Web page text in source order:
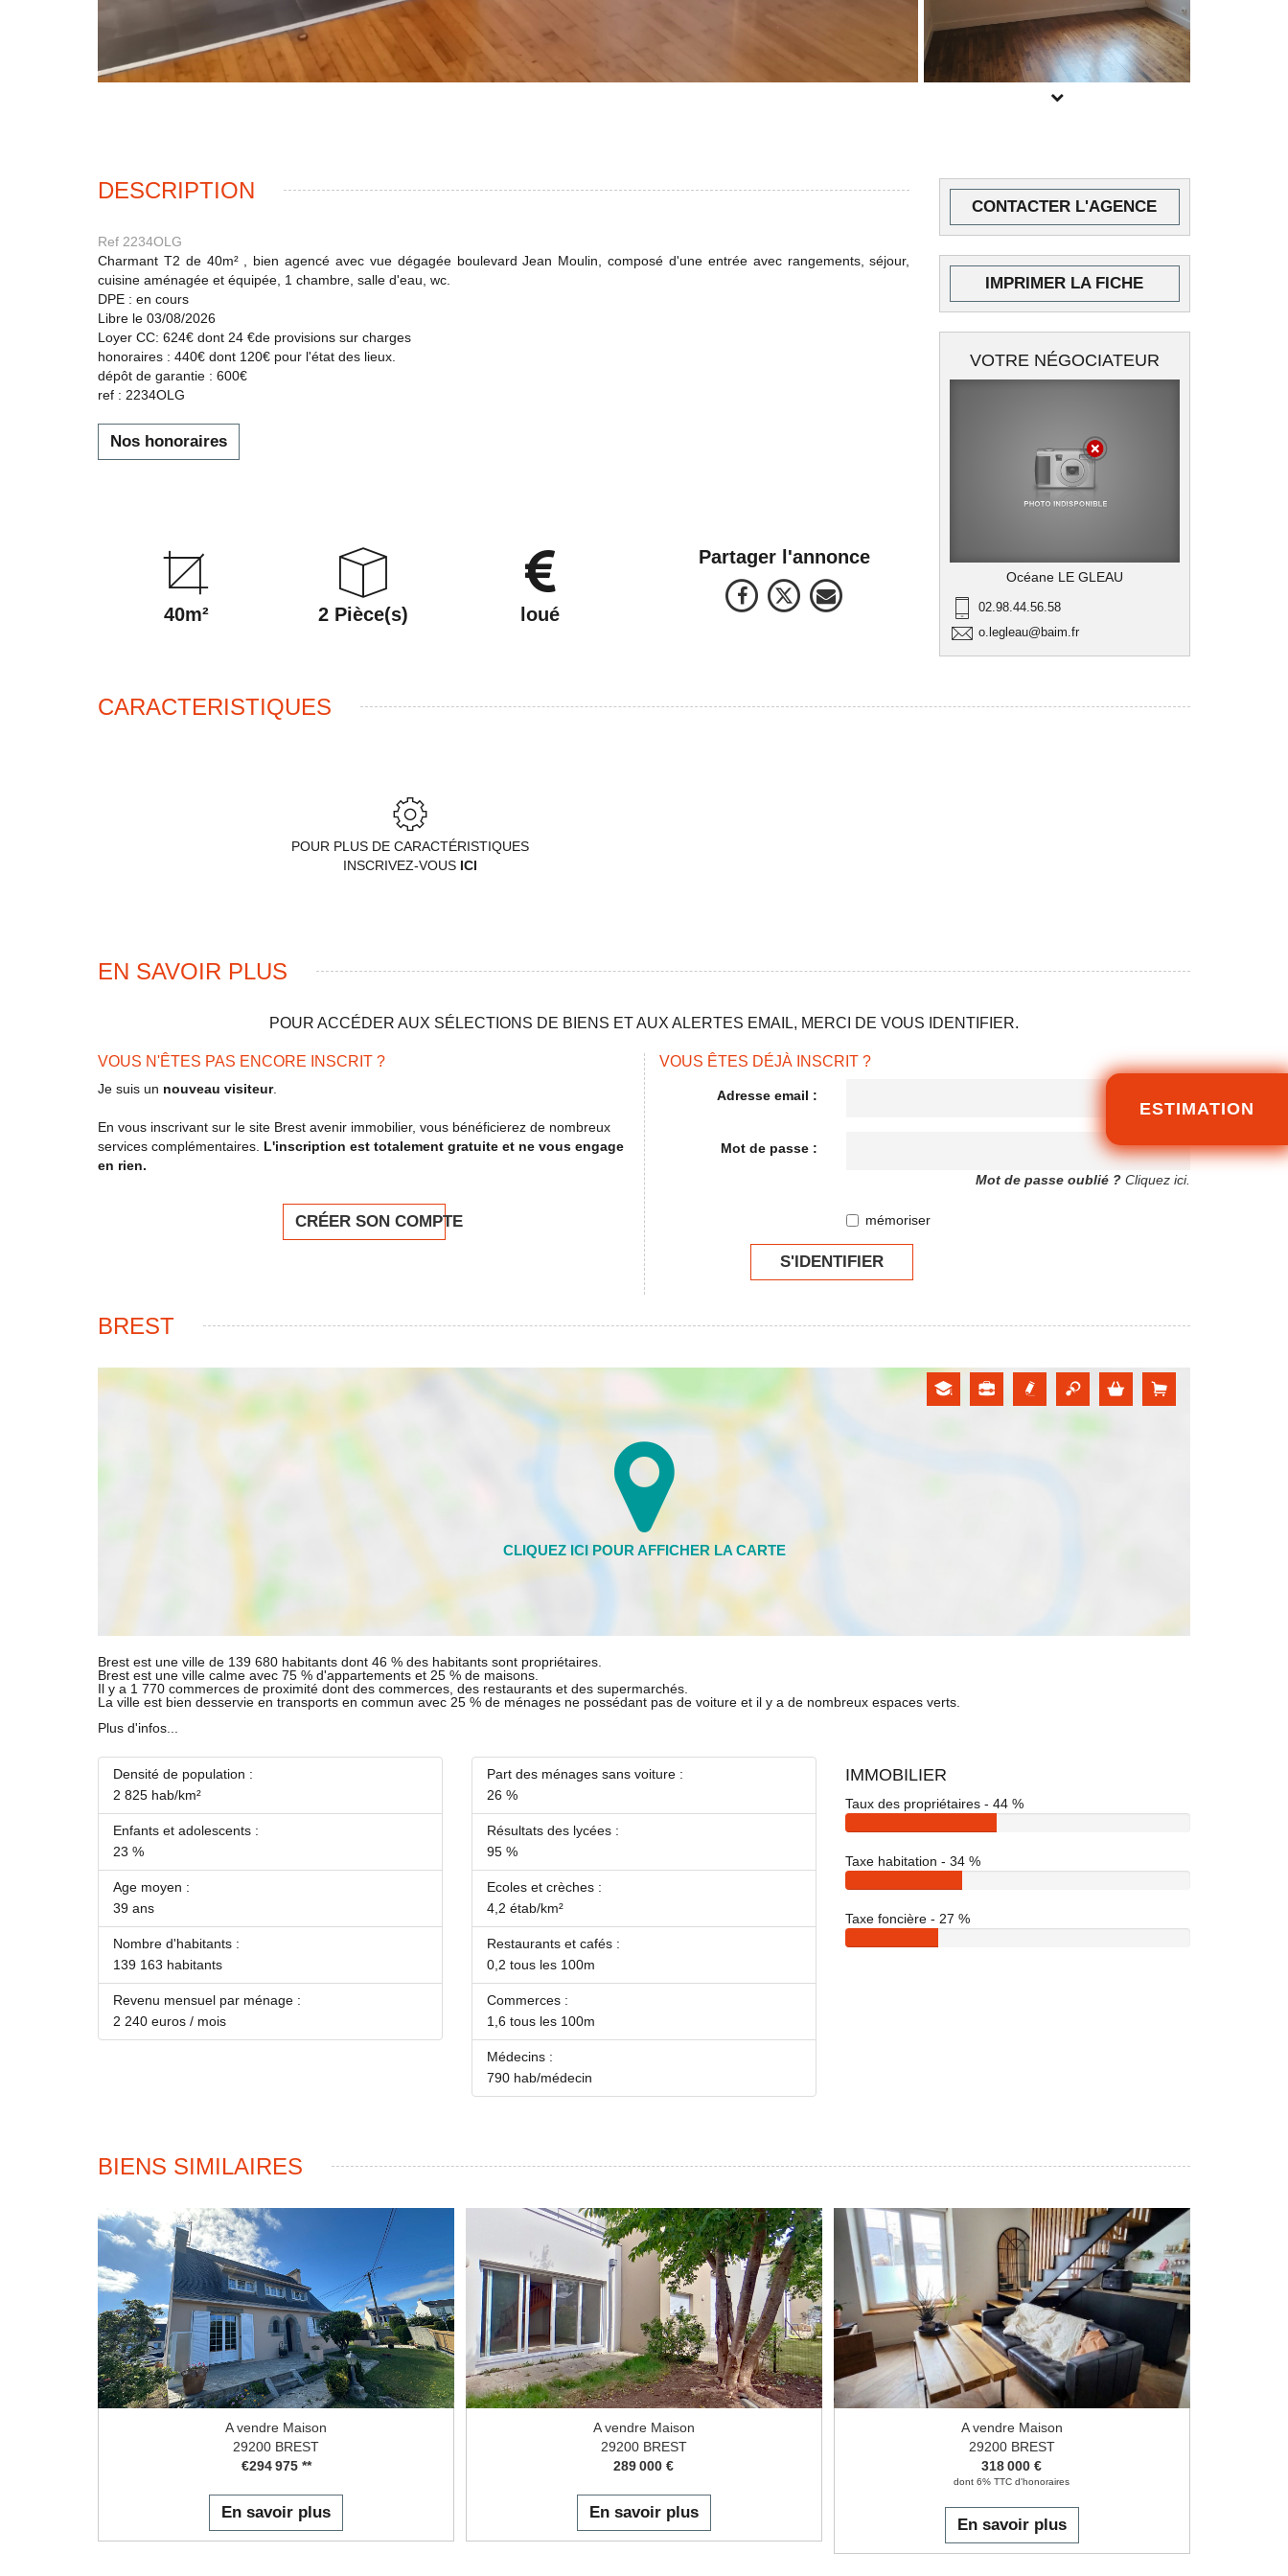
ESTIMATION
POUR PLUS DE PHOTOS
DESCRIPTION
Ref 2234OLG
Charmant T2 de 40m² , bien agencé avec vue dégagée boulevard Jean Moulin, composé d'une entrée avec rangements, séjour,
cuisine aménagée et équipée, 1 chambre, salle d'eau, wc.
DPE : en cours
Libre le 03/08/2026
Loyer CC: 624€ dont 24 €de provisions sur charges
honoraires : 440€ dont 120€ pour l'état des lieux.
dépôt de garantie : 600€
ref : 2234OLG
Nos honoraires
40m² 2 Pièce(s) loué
Partager l'annonce
CONTACTER L'AGENCE
IMPRIMER LA FICHE
VOTRE NÉGOCIATEUR
Océane LE GLEAU
02.98.44.56.58
o.legleau@baim.fr
CARACTERISTIQUES
POUR PLUS DE CARACTÉRISTIQUES
INSCRIVEZ-VOUS ICI
EN SAVOIR PLUS
POUR ACCÉDER AUX SÉLECTIONS DE BIENS ET AUX ALERTES EMAIL, MERCI DE VOUS IDENTIFIER.
VOUS N'ÊTES PAS ENCORE INSCRIT ?
Je suis un nouveau visiteur.
En vous inscrivant sur le site Brest avenir immobilier, vous bénéficierez de nombreux
services complémentaires. L'inscription est totalement gratuite et ne vous engage
en rien.
CRÉER SON COMPTE
VOUS ÊTES DÉJÀ INSCRIT ?
Adresse email :
Mot de passe :
Mot de passe oublié ?Cliquez ici.
mémoriser
S'IDENTIFIER
BREST
Brest est une ville de 139 680 habitants dont 46 % des habitants sont propriétaires.
Brest est une ville calme avec 75 % d'appartements et 25 % de maisons.
Il y a 1 770 commerces de proximité dont des commerces, des restaurants et des supermarchés.
La ville est bien desservie en transports en commun avec 25 % de ménages ne possédant pas de voiture et il y a de nombreux espaces verts.
Plus d'infos...
Densité de population :
2 825 hab/km²
Enfants et adolescents :
23 %
Age moyen :
39 ans
Nombre d'habitants :
139 163 habitants
Revenu mensuel par ménage :
2 240 euros / mois
Part des ménages sans voiture :
26 %
Résultats des lycées :
95 %
Ecoles et crèches :
4,2 étab/km²
Restaurants et cafés :
0,2 tous les 100m
Commerces :
1,6 tous les 100m
Médecins :
790 hab/médecin
IMMOBILIER
Taux des propriétaires - 44 %
Taxe habitation - 34 %
Taxe foncière - 27 %
BIENS SIMILAIRES
A vendre Maison
29200 BREST
€294 975**
En savoir plus
A vendre Maison
29200 BREST
289 000 €
En savoir plus
A vendre Maison
29200 BREST
318 000 €
dont 6% TTC d'honoraires
En savoir plus